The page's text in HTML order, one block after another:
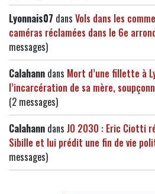
Lyonnais07 dans Vols dans les
caméras réclamées dans le 6e
messages)
Calahann dans Mort d’une fillette à
l’incarcération de sa mère,
(2 messages)
Calahann dans JO 2030 : Eric Ciotti
Sibille et lui prédit une fin de vie
messages)